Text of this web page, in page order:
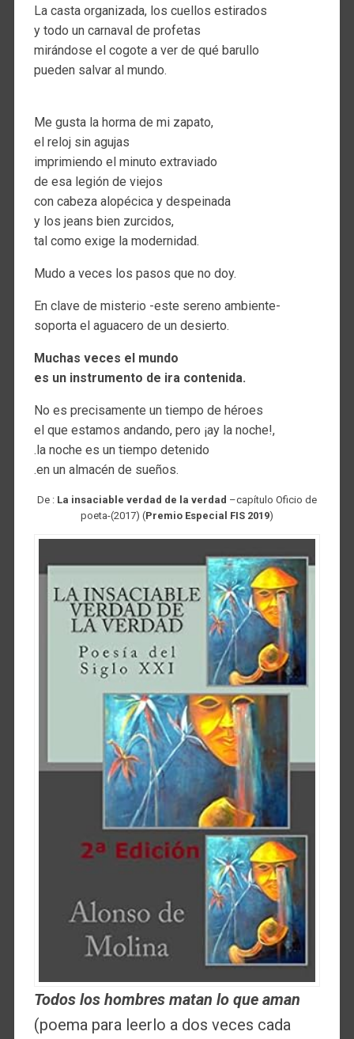
La casta organizada, los cuellos estirados
y todo un carnaval de profetas
mirándose el cogote a ver de qué barullo
pueden salvar al mundo.
Me gusta la horma de mi zapato,
el reloj sin agujas
imprimiendo el minuto extraviado
de esa legión de viejos
con cabeza alopécica y despeinada
y los jeans bien zurcidos,
tal como exige la modernidad.
Mudo a veces los pasos que no doy.
En clave de misterio -este sereno ambiente-
soporta el aguacero de un desierto.
Muchas veces el mundo
es un instrumento de ira contenida.
No es precisamente un tiempo de héroes
el que estamos andando, pero ¡ay la noche!,
.la noche es un tiempo detenido
.en un almacén de sueños.
De : La insaciable verdad de la verdad –capítulo Oficio de
poeta-(2017) (Premio Especial FIS 2019)
Todos los hombres matan lo que aman
(poema para leerlo a dos veces cada